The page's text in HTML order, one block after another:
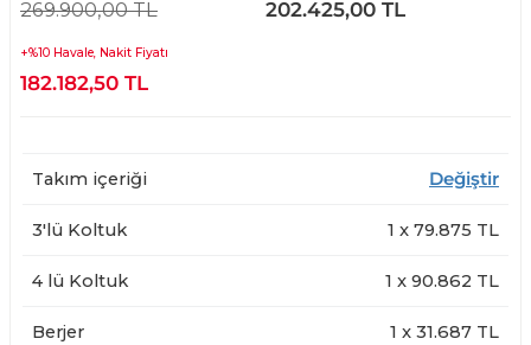
269.900,00 TL 202.425,00 TL
+%10 Havale, Nakit Fiyatı
182.182,50 TL
Takım içeriği Değiştir
3'lü Koltuk 1 x 79.875 TL
4 lü Koltuk 1 x 90.862 TL
Berjer 1 x 31.687TL